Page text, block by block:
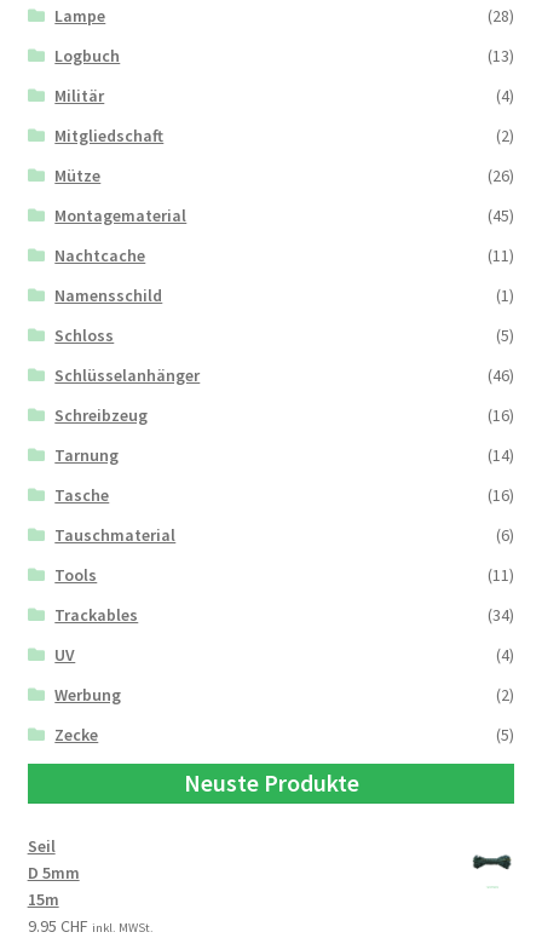
Lampe
(28)
Logbuch
(13)
Militär
(4)
Mitgliedschaft
(2)
Mütze
(26)
Montagematerial
(45)
Nachtcache
(11)
Namensschild
(1)
Schloss
(5)
Schlüsselanhänger
(46)
Schreibzeug
(16)
Tarnung
(14)
Tasche
(16)
Tauschmaterial
(6)
Tools
(11)
Trackables
(34)
UV
(4)
Werbung
(2)
Zecke
(5)
Neuste Produkte
Seil
D 5mm
15m
9.95 CHF inkl. MWSt.